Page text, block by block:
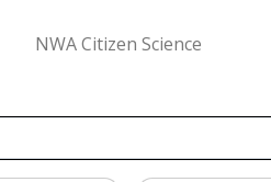
NWA Citizen Science